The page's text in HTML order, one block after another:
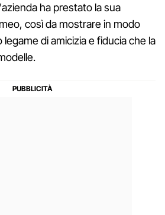
ha prestato la sua
così da mostrare in modo
di amicizia e fiducia che la